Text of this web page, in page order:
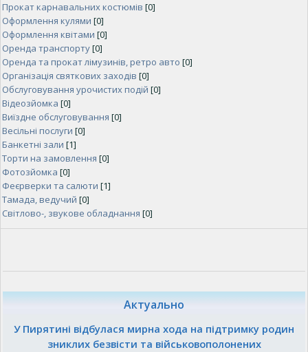
Прокат карнавальних костюмів [0]
Оформлення кулями [0]
Оформлення квітами [0]
Оренда транспорту[0]
Оренда та прокат лімузинів, ретро авто [0]
Організація святкових заходів [0]
Обслуговування урочистих подій [0]
Відеозйомка [0]
Виїздне обслуговування [0]
Весільні послуги [0]
Банкетні зали [1]
Торти на замовлення [0]
Фотозйомка [0]
Феєрверки та салюти [1]
Тамада, ведучий [0]
Світлово-, звукове обладнання [0]
Актуально
У Пирятині відбулася мирна хода на підтримку родин
зниклих безвісти та військовополонених